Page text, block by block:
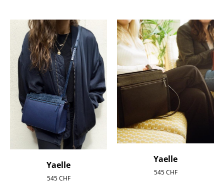
Yaelle
545CHF
Yaelle
545CHF